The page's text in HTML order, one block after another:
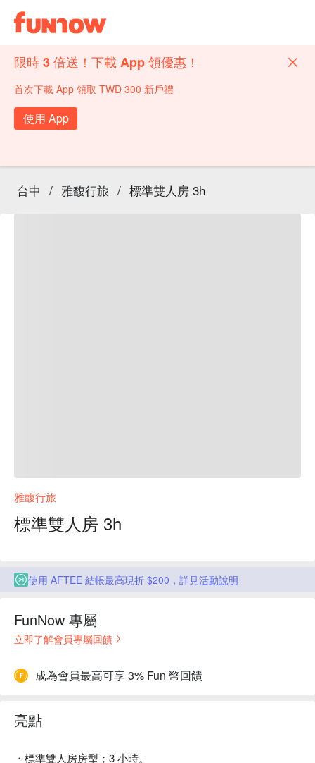
限時 3 倍送！下載 App 領優惠！
首次下載 App 領取 TWD 300 新戶禮
使用 App
台中 / 雅馥行旅 / 標準雙人房 3h
雅馥行旅
標準雙人房 3h
使用 AFTEE 結帳最高現折 $200，詳見活動說明
FunNow 專屬
立即了解會員專屬回饋
成為會員最高可享 3% Fun 幣回饋
亮點
・標準雙人房房型；3 小時。